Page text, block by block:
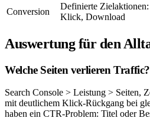
Conversion
Definierte
Klick, Download
Auswertung für den
Welche Seiten verlieren Traffic?
Search Console > Leistung > Seiten,
mit deutlichem Klick-Rückgang bei
haben ein CTR-Problem: Titel oder